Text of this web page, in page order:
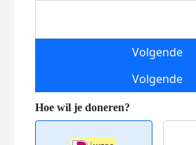
Volgende
Volgende